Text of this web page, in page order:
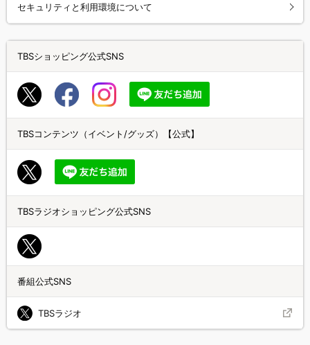
セキュリティと利用環境について
TBSショッピング公式SNS
TBSコンテンツ（イベント/グッズ）【公式】
TBSラジオショッピング公式SNS
番組公式SNS
TBSラジオ